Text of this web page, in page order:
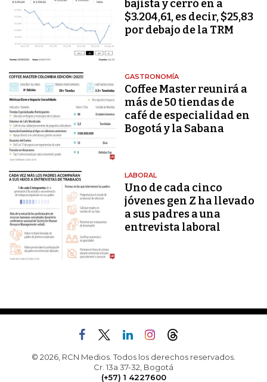
bajista y cerró en a
$3.204,61, es decir, $25,83
por debajo de la TRM
GASTRONOMÍA
Coffee Master reunirá a
más de 50 tiendas de
café de especialidad en
Bogotá y la Sabana
LABORAL
Uno de cada cinco
jóvenes gen Z ha llevado
a sus padres a una
entrevista laboral
© 2026, RCN Medios. Todos los derechos reservados.
Cr. 13a 37-32, Bogotá
(+57) 1 4227600